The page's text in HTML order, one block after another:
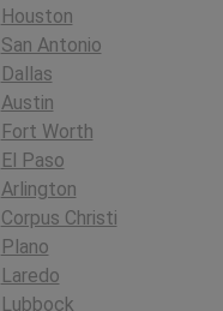
Houston
San Antonio
Dallas
Austin
Fort Worth
El Paso
Arlington
Corpus Christi
Plano
Laredo
Lubbock